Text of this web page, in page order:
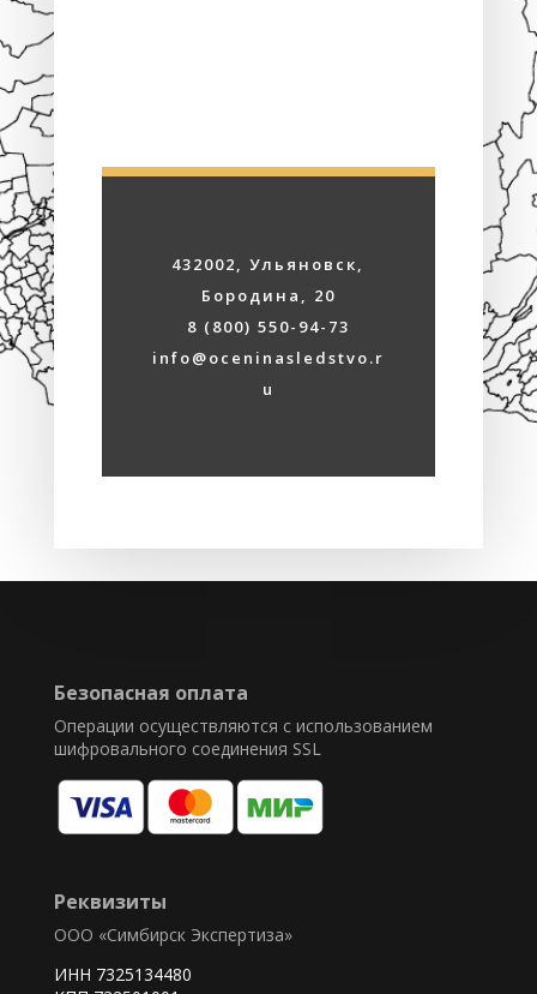
432002, Ульяновск,
Бородина, 20
8 (800) 550-94-73
info@oceninasledstvo.r
u
Безопасная оплата
Операции осуществляются с использованием
шифровального соединения SSL
Реквизиты
ООО «Симбирск Экспертиза»
ИНН 7325134480